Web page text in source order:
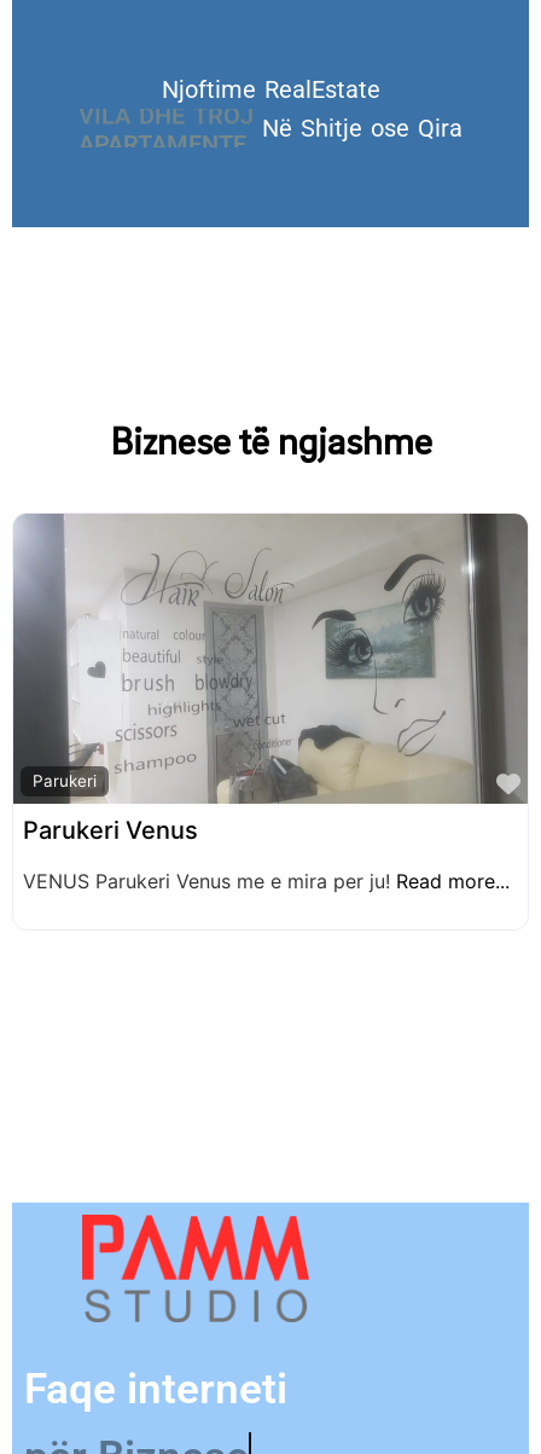
Njoftime RealEstate
VILA DHE TROJE
Parukeri
Parukeri Venus
Faqe interneti